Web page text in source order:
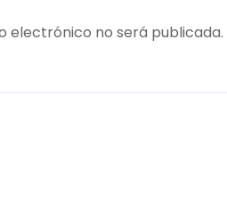
electrónico no será publicada.